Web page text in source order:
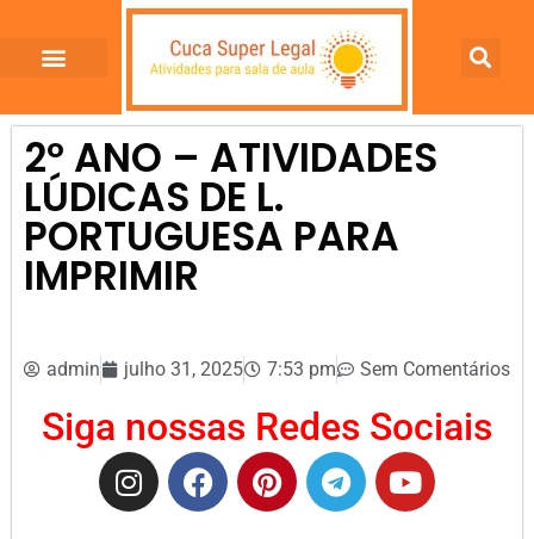
2º ANO – ATIVIDADES
LÚDICAS DE L.
PORTUGUESA PARA
IMPRIMIR
admin julho 31, 2025 7:53 pm Sem Comentários
Siga nossas Redes Sociais